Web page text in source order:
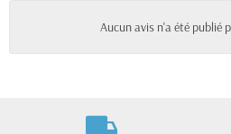
Aucun avis n'a été publié